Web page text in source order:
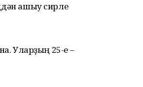
ашыу сирле
Уларҙың 25-е –